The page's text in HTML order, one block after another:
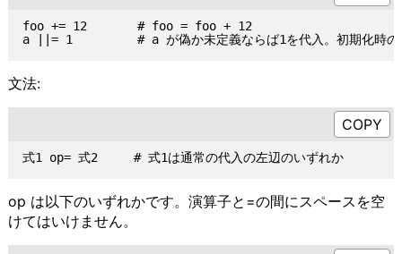
foo += 12       # foo = foo + 12
文法:
式1 op= 式2     # 式1は通常の代入の左辺のいずれか
op は以下のいずれかです。演算子と=の間にスペースを空
けてはいけません。